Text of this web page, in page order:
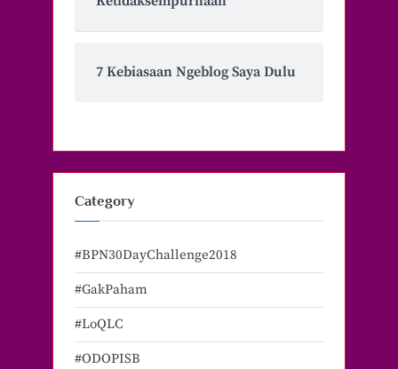
7 Kebiasaan Ngeblog Saya Dulu
Category
#BPN30DayChallenge2018
#GakPaham
#LoQLC
#ODOPISB